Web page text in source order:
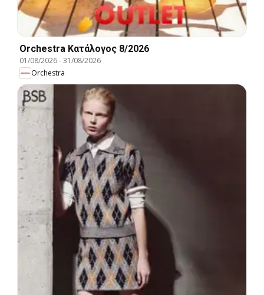
Orchestra Kατάλογος 8/2026
01/08/2026-31/08/2026
Orchestra